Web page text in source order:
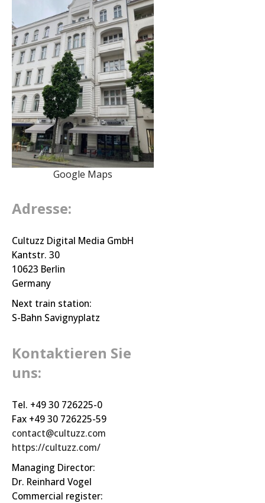
Google Maps
Adresse:
Cultuzz Digital Media GmbH
Kantstr. 30
10623 Berlin
Germany
Next train station:
S-Bahn Savignyplatz
Kontaktieren Sie
uns:
Tel. +49 30 726225-0
Fax +49 30 726225-59
contact@cultuzz.com
https://cultuzz.com/
Managing Director:
Dr. Reinhard Vogel
Commercial register: